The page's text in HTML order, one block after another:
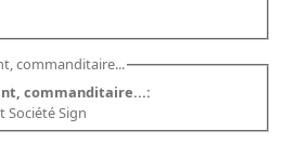
commanditaire...
commanditaire...:
Société Sign